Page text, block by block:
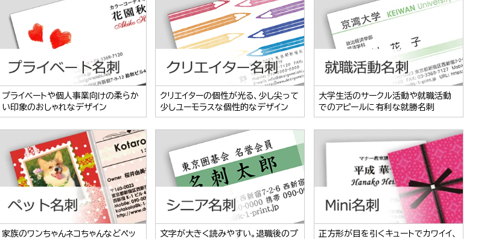
プライベートや個人事業向けの柔らか
い印象のおしゃれなデザイン
クリエイターの個性が光る、少し尖って
少しユーモラスな個性的なデザイン
大学生活のサークル活動や就職活動
でのアピールに有利な就勝名刺
家族のワンちゃんネコちゃんなどペッ
文字が大きく読みやすい。退職後のプ
正方形が目を引くキュートでカワイイ、